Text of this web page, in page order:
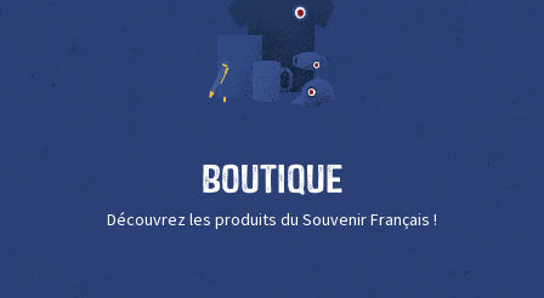
Boutique
Découvrez les produits du Souvenir Français !